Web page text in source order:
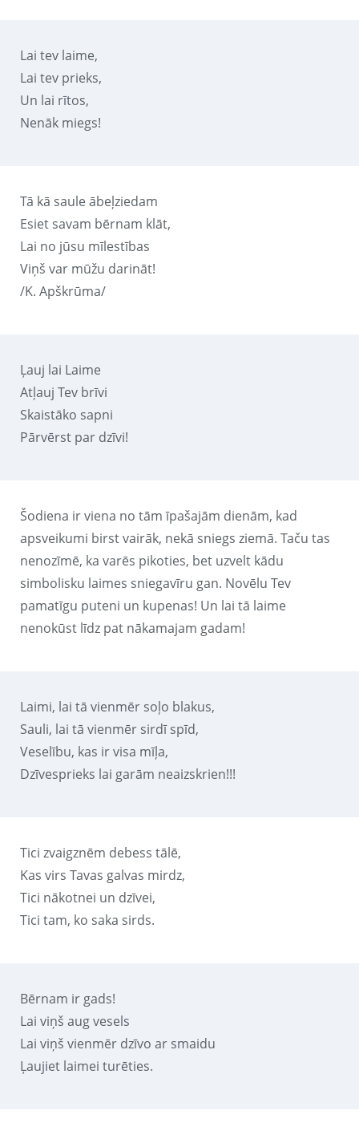
Lai tev laime,
Lai tev prieks,
Un lai rītos,
Nenāk miegs!
Tā kā saule ābeļziedam
Esiet savam bērnam klāt,
Lai no jūsu mīlestības
Viņš var mūžu darināt!
/K. Apškrūma/
Ļauj lai Laime
Atļauj Tev brīvi
Skaistāko sapni
Pārvērst par dzīvi!
Šodiena ir viena no tām īpašajām dienām, kad
apsveikumi birst vairāk, nekā sniegs ziemā. Taču tas
nenozīmē, ka varēs pikoties, bet uzvelt kādu
simbolisku laimes sniegavīru gan. Novēlu Tev
pamatīgu puteni un kupenas! Un lai tā laime
nenokūst līdz pat nākamajam gadam!
Laimi, lai tā vienmēr soļo blakus,
Sauli, lai tā vienmēr sirdī spīd,
Veselību, kas ir visa mīļa,
Dzīvesprieks lai garām neaizskrien!!!
Tici zvaigznēm debess tālē,
Kas virs Tavas galvas mirdz,
Tici nākotnei un dzīvei,
Tici tam, ko saka sirds.
Bērnam ir gads!
Lai viņš aug vesels
Lai viņš vienmēr dzīvo ar smaidu
Ļaujiet laimei turēties.